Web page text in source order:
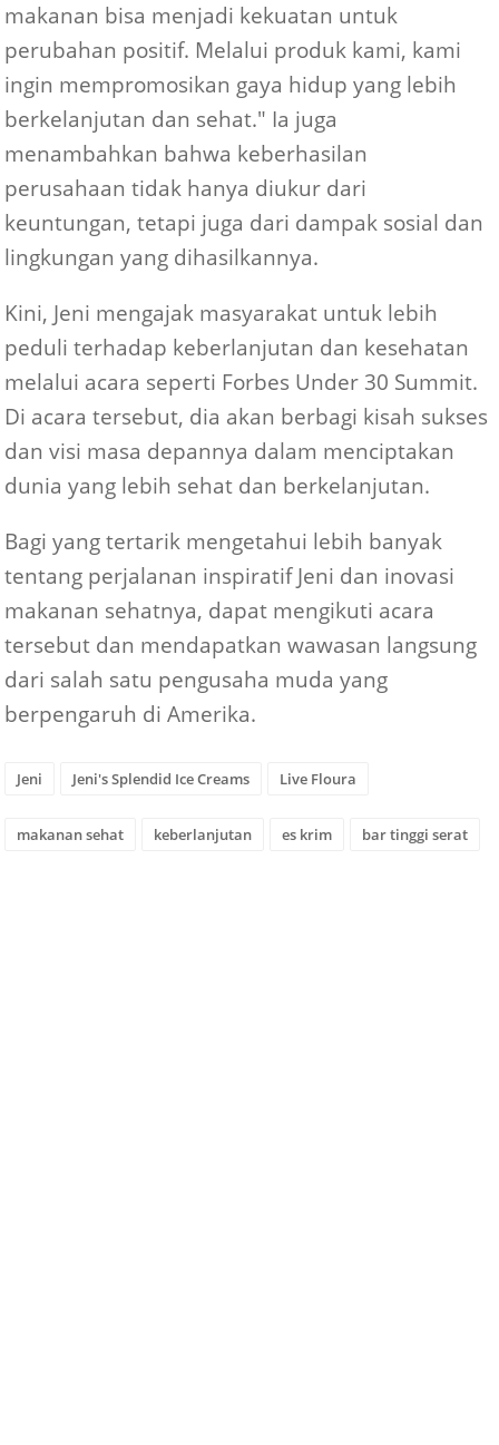
makanan bisa menjadi kekuatan untuk
perubahan positif. Melalui produk kami, kami
ingin mempromosikan gaya hidup yang lebih
berkelanjutan dan sehat." Ia juga
menambahkan bahwa keberhasilan
perusahaan tidak hanya diukur dari
keuntungan, tetapi juga dari dampak sosial dan
lingkungan yang dihasilkannya.
Kini, Jeni mengajak masyarakat untuk lebih
peduli terhadap keberlanjutan dan kesehatan
melalui acara seperti Forbes Under 30 Summit.
Di acara tersebut, dia akan berbagi kisah sukses
dan visi masa depannya dalam menciptakan
dunia yang lebih sehat dan berkelanjutan.
Bagi yang tertarik mengetahui lebih banyak
tentang perjalanan inspiratif Jeni dan inovasi
makanan sehatnya, dapat mengikuti acara
tersebut dan mendapatkan wawasan langsung
dari salah satu pengusaha muda yang
berpengaruh di Amerika.
Jeni Jeni's Splendid Ice Creams Live Floura
makanan sehat keberlanjutan es krim bar tinggi serat